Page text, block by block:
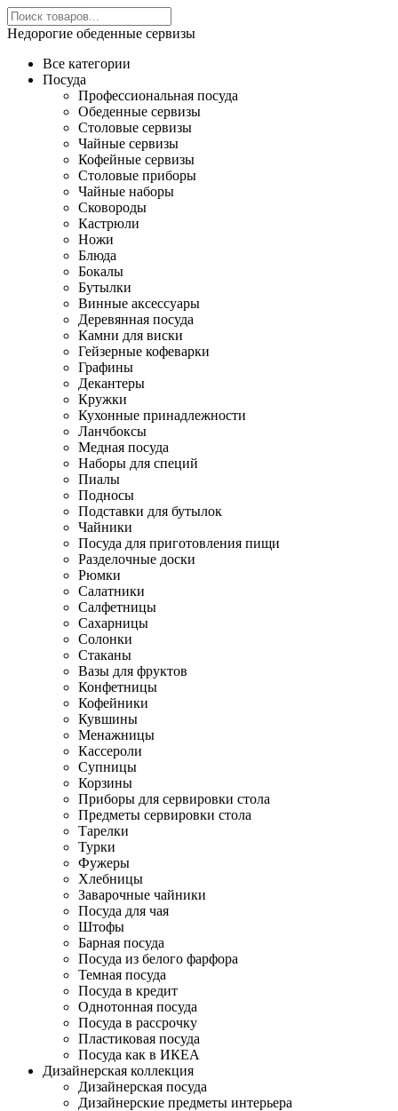
Недорогие обеденные сервизы
Все категории
Посуда
Профессиональная посуда
Обеденные сервизы
Столовые сервизы
Чайные сервизы
Кофейные сервизы
Столовые приборы
Чайные наборы
Сковороды
Кастрюли
Ножи
Блюда
Бокалы
Бутылки
Винные аксессуары
Деревянная посуда
Камни для виски
Гейзерные кофеварки
Графины
Декантеры
Кружки
Кухонные принадлежности
Ланчбоксы
Медная посуда
Наборы для специй
Пиалы
Подносы
Подставки для бутылок
Чайники
Посуда для приготовления пищи
Разделочные доски
Рюмки
Салатники
Салфетницы
Сахарницы
Солонки
Стаканы
Вазы для фруктов
Конфетницы
Кофейники
Кувшины
Менажницы
Кассероли
Супницы
Корзины
Приборы для сервировки стола
Предметы сервировки стола
Тарелки
Турки
Фужеры
Хлебницы
Заварочные чайники
Посуда для чая
Штофы
Барная посуда
Посуда из белого фарфора
Темная посуда
Посуда в кредит
Однотонная посуда
Посуда в рассрочку
Пластиковая посуда
Посуда как в ИКЕА
Дизайнерская коллекция
Дизайнерская посуда
Дизайнерские предметы интерьера